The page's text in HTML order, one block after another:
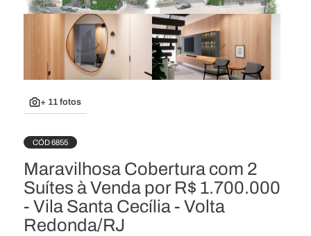
+ 11 fotos
CÓD 6855
Maravilhosa Cobertura com 2
Suítes à Venda por R$ 1.700.000
- Vila Santa Cecília - Volta
Redonda/RJ